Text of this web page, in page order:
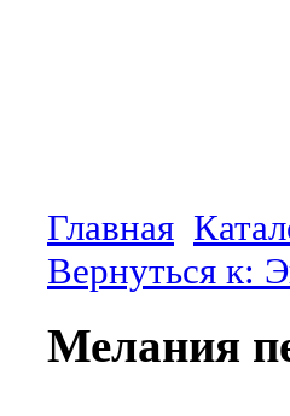
Главная
Вернуться к:
Мелания